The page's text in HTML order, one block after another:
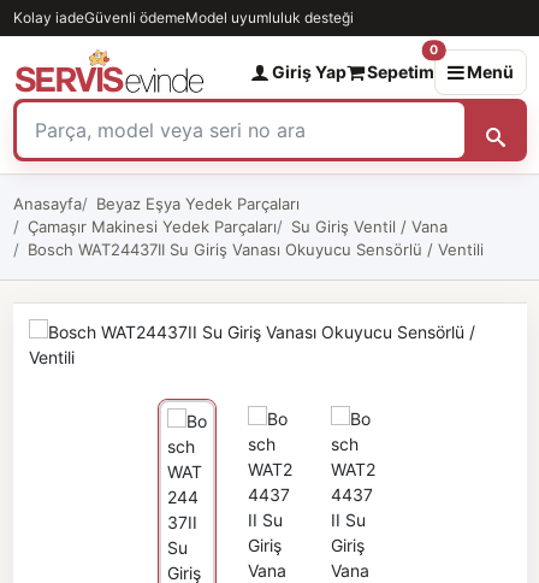
Kolay iadeGüvenli ödemeModel uyumluluk desteği
Giriş Yap Sepetim
0
Menü
Anasayfa
Beyaz Eşya Yedek Parçaları
Çamaşır Makinesi Yedek Parçaları
Su Giriş Ventil / Vana
Bosch WAT24437II Su Giriş Vanası Okuyucu Sensörlü / Ventili